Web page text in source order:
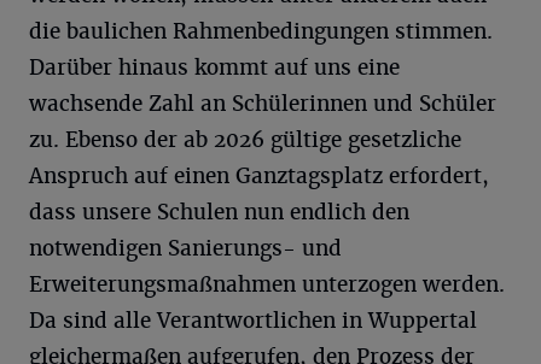
die baulichen Rahmenbedingungen stimmen.
Darüber hinaus kommt auf uns eine
wachsende Zahl an Schülerinnen und Schüler
zu. Ebenso der ab 2026 gültige gesetzliche
Anspruch auf einen Ganztagsplatz erfordert,
dass unsere Schulen nun endlich den
notwendigen Sanierungs- und
Erweiterungsmaßnahmen unterzogen werden.
Da sind alle Verantwortlichen in Wuppertal
gleichermaßen aufgerufen, den Prozess der